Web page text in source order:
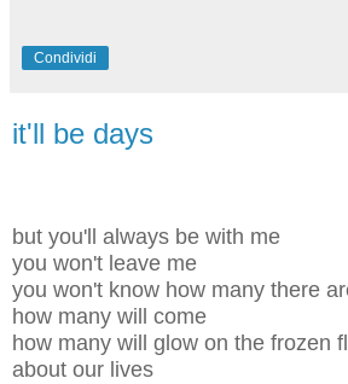
Condividi
it'll be days
but you'll always be with me
you won't leave me
you won't know how many there
how many will come
how many will glow on the frozen
about our lives